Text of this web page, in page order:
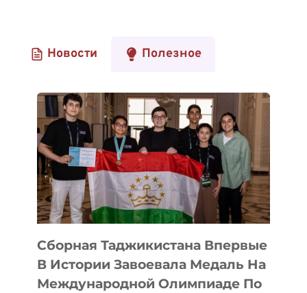
Новости Полезное
Сборная Таджикистана Впервые
В Истории Завоевала Медаль На
Международной Олимпиаде По